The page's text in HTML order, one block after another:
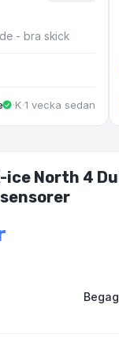
- bra skick
· Kungälv
·1 vecka sedan
ice North 4